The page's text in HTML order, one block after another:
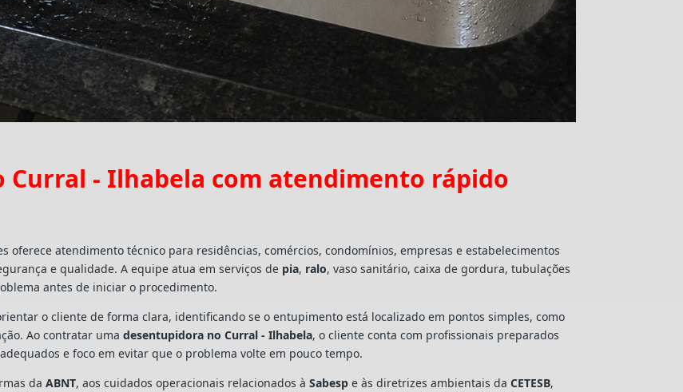
Curral - Ilhabela com atendimento rápido
oferece atendimento técnico para residências, comércios, condomínios, empresas e estabelecimentos
e qualidade. A equipe atua em serviços de pia, ralo, vaso sanitário, caixa de gordura, tubulações
antes de iniciar o procedimento.
o cliente de forma clara, identificando se o entupimento está localizado em pontos simples, como
Ao contratar umadesentupidora no Curral - Ilhabela, o cliente conta com profissionais preparados
e foco em evitar que o problema volte em pouco tempo.
daABNT, aos cuidados operacionais relacionados àSabesp e às diretrizes ambientais daCETESB,